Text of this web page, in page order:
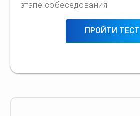
этапе собеседования.
ПРОЙТИ ТЕСТ